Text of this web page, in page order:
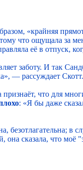
«крайняя
что ощущала за
её в отпуск,
заботу. И так
— рассуждает Скотт.
что для
: «Я бы даже
в
сказала, что моё